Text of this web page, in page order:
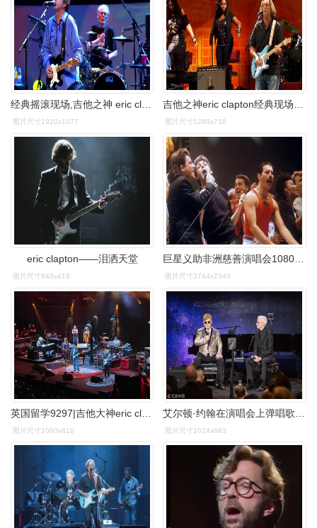
经典摇滚现场,吉他之神 eric clapton 带领奶油乐队嗨翻人潮
图片尺寸1920x1077
吉他之神eric clapton经典现场演唱版《i shot the sheriff》
图片尺寸1280x718
eric clapton——泪洒天堂
图片尺寸640x419 图片尺寸3744x2340
图片尺寸1080x810 图片尺寸1024x683